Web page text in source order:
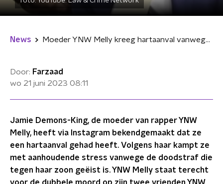
News Moeder YNW Melly kreeg hartaanval vanwege stress om doodstraf in zijn rechtszaak
Door: Farzaad
wo 21 juni 2023 08:11
Jamie Demons-King, de moeder van rapper YNW
Melly, heeft via Instagram bekendgemaakt dat ze
een hartaanval gehad heeft. Volgens haar kampt ze
met aanhoudende stress vanwege de doodstraf die
tegen haar zoon geëist is. YNW Melly staat terecht